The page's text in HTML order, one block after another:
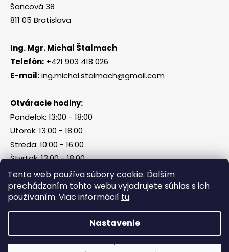
Tento web používa súbory cookie. Ďalším
prechádzaním tohto webu vyjadrujete súhlas s ich
používaním. Viac informácií tu.
Nastavenie
Šancová 38
811 05 Bratislava
Ing. Mgr. Michal Štalmach
Telefón: +421 903 418 026
E-mail:ing.michal.stalmach@gmail.com
Otváracie hodiny:
Pondelok: 13:00 - 18:00
Utorok: 13:00 - 18:00
Streda: 10:00 - 16:00
Štvrtok: 13:00 - 18:00
Piatok, sobota, nedeľa: zatvorené
Vytvoril Shoptet